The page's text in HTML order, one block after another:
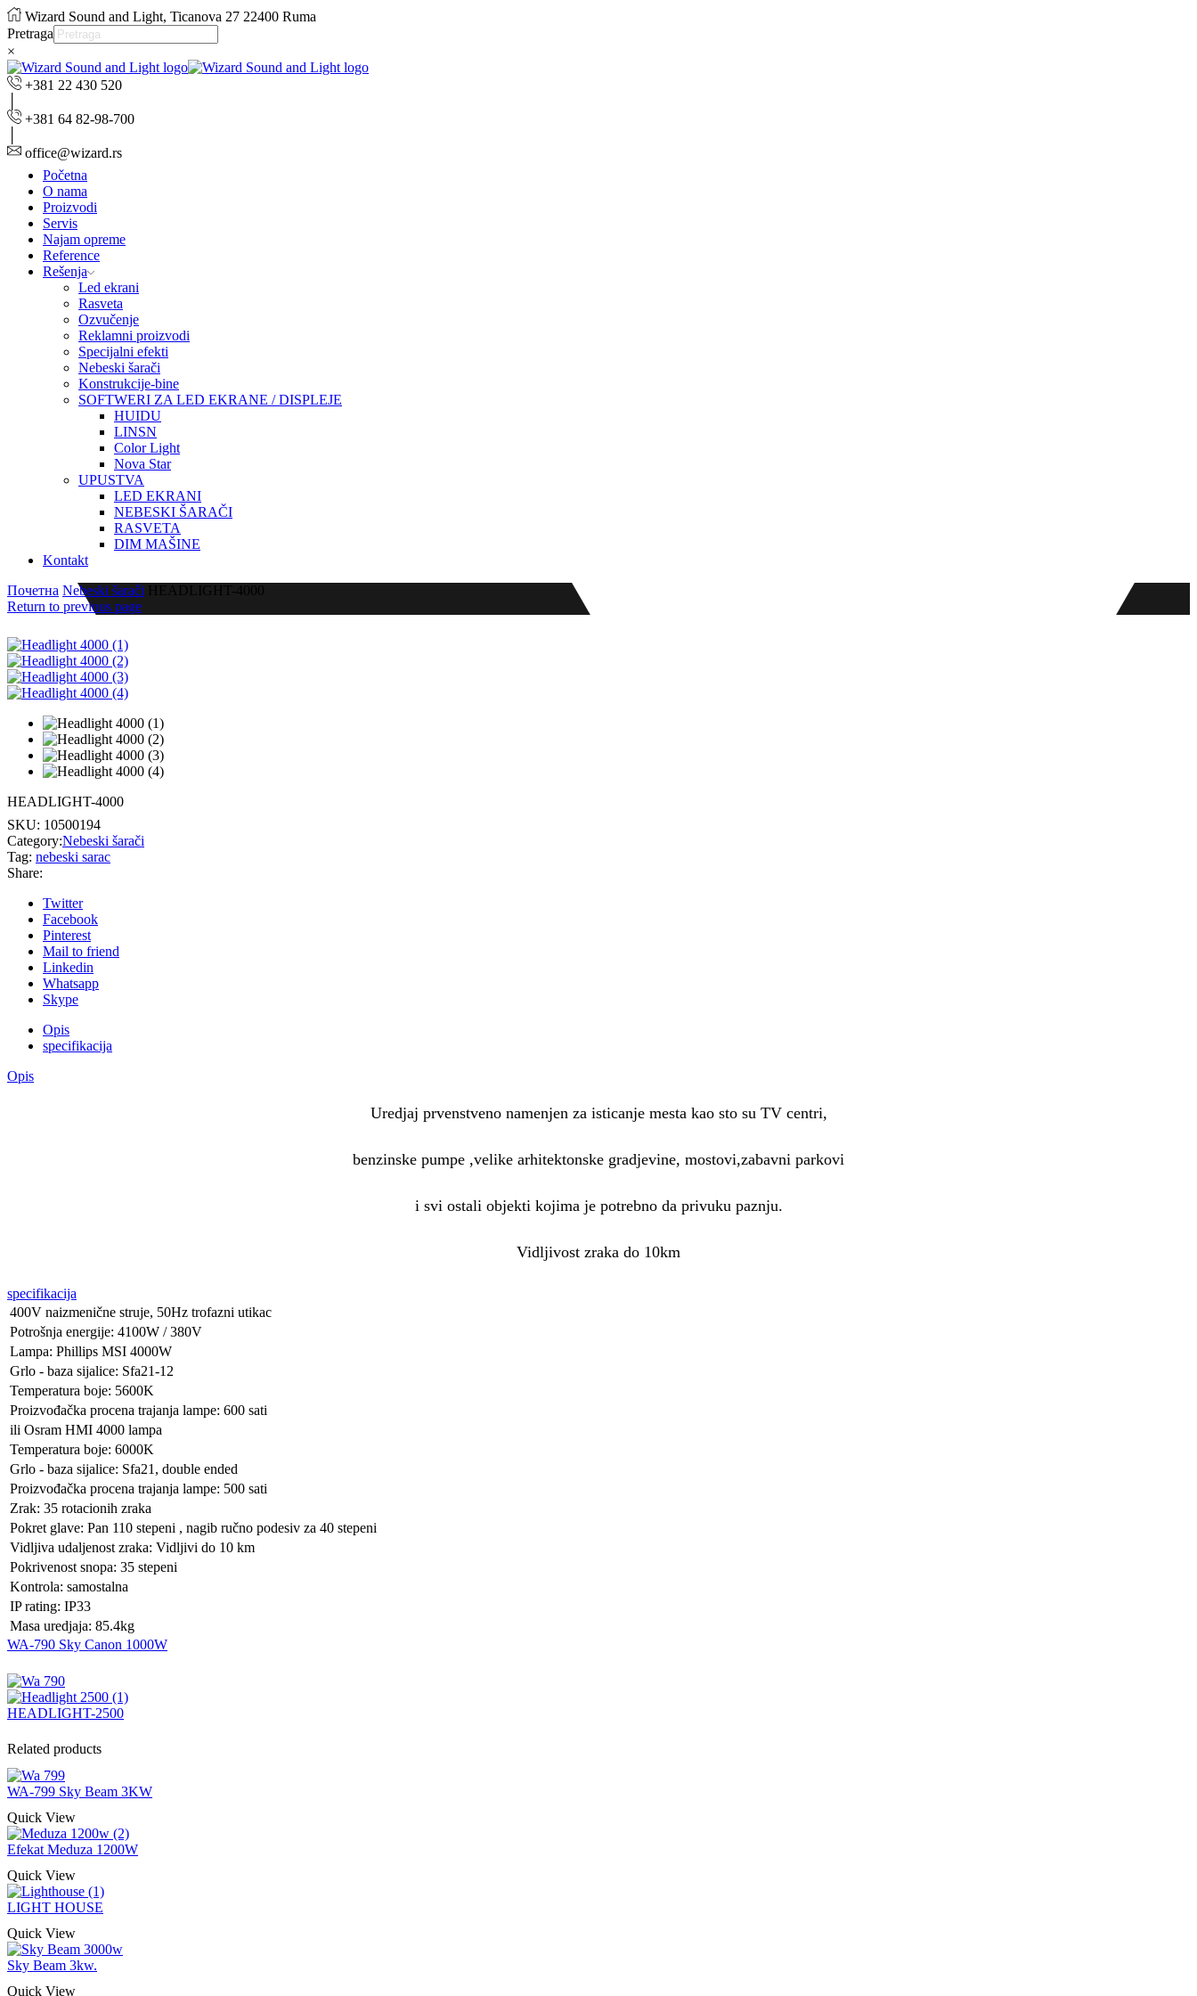
Wizard Sound and Light, Ticanova 27 22400 Ruma
Pretraga
×
+381 22 430 520
+381 64 82-98-700
office@wizard.rs
Početna
O nama
Proizvodi
Servis
Najam opreme
Reference
Rešenja
Led ekrani
Rasveta
Ozvučenje
Reklamni proizvodi
Specijalni efekti
Nebeski šarači
Konstrukcije-bine
SOFTWERI ZA LED EKRANE / DISPLEJE
HUIDU
LINSN
Color Light
Nova Star
UPUSTVA
LED EKRANI
NEBESKI ŠARAČI
RASVETA
DIM MAŠINE
Kontakt
Почетна Nebeski šarači HEADLIGHT-4000
Return to previous page
HEADLIGHT-4000
SKU: 10500194
Category:Nebeski šarači
Tag: nebeski sarac
Share:
Twitter
Facebook
Pinterest
Mail to friend
Linkedin
Whatsapp
Skype
Opis
specifikacija
Opis
Uredjaj prvenstveno namenjen za isticanje mesta kao sto su TV centri,
benzinske pumpe ,velike arhitektonske gradjevine, mostovi,zabavni parkovi
i svi ostali objekti kojima je potrebno da privuku paznju.
Vidljivost zraka do 10km
specifikacija
400V naizmenične struje, 50Hz trofazni utikac
Potrošnja energije: 4100W / 380V
Lampa: Phillips MSI 4000W
Grlo - baza sijalice: Sfa21-12
Temperatura boje: 5600K
Proizvođačka procena trajanja lampe: 600 sati
ili Osram HMI 4000 lampa
Temperatura boje: 6000K
Grlo - baza sijalice: Sfa21, double ended
Proizvođačka procena trajanja lampe: 500 sati
Zrak: 35 rotacionih zraka
Pokret glave: Pan 110 stepeni , nagib ručno podesiv za 40 stepeni
Vidljiva udaljenost zraka: Vidljivi do 10 km
Pokrivenost snopa: 35 stepeni
Kontrola: samostalna
IP rating: IP33
Masa uredjaja: 85.4kg
WA-790 Sky Canon 1000W
HEADLIGHT-2500
Related products
WA-799 Sky Beam 3KW
Quick View
Efekat Meduza 1200W
Quick View
LIGHT HOUSE
Quick View
Sky Beam 3kw.
Quick View